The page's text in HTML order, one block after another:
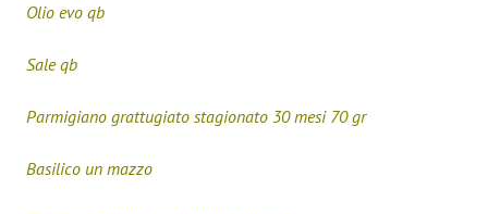
Olio evo qb
Sale qb
Parmigiano grattugiato stagionato 30 mesi 70 gr
Basilico un mazzo